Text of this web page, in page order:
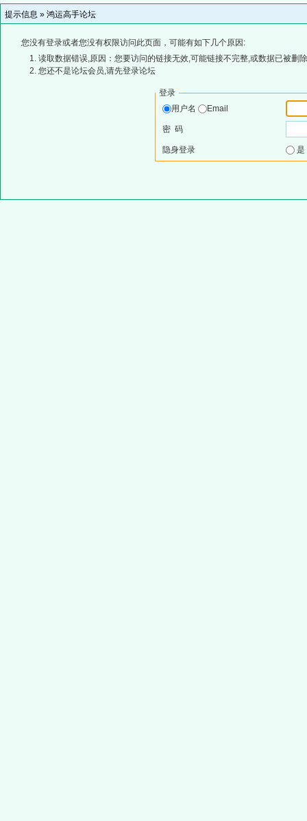
提示信息 » 鸿运高手论坛
您没有登录或者您没有权限访问此页面，可能有如下几个原因:
读取数据错误,原因：您要访问的链接无效,可能链接不完整,或数据已被删
您还不是论坛会员,请先登录论坛
登录
用户名
Email
密 码
隐身登录